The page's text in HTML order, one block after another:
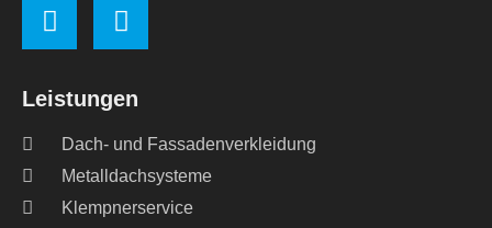
Leistungen
Dach- und Fassadenverkleidung
Metalldachsysteme
Klempnerservice